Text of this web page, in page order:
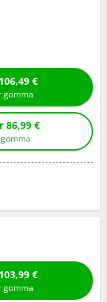
per 106,49 €
gomma
montaggio per 86,99 €
per 103,99 €
gomma